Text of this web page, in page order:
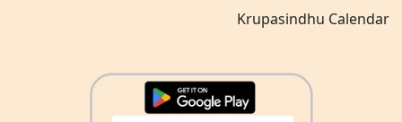
Krupasindhu Calendar